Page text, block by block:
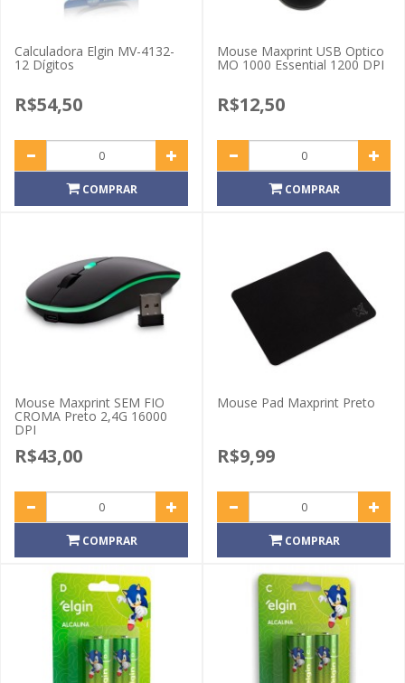
Calculadora Elgin MV-4132-
12 Dígitos
R$54,50
COMPRAR
Mouse Maxprint USB Optico
MO 1000 Essential 1200 DPI
R$12,50
COMPRAR
Mouse Maxprint SEM FIO
CROMA Preto 2,4G 16000
DPI
R$43,00
COMPRAR
Mouse Pad Maxprint Preto
R$9,99
COMPRAR